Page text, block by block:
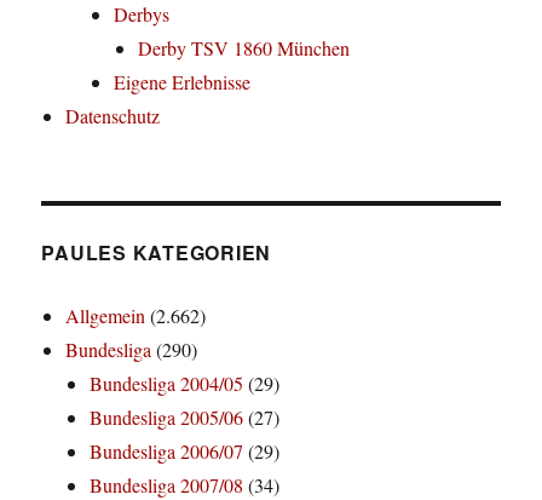
Derbys
Derby TSV 1860 München
Eigene Erlebnisse
Datenschutz
PAULES KATEGORIEN
Allgemein(2.662)
Bundesliga(290)
Bundesliga 2004/05 (29)
Bundesliga 2005/06(27)
Bundesliga 2006/07 (29)
Bundesliga 2007/08 (34)